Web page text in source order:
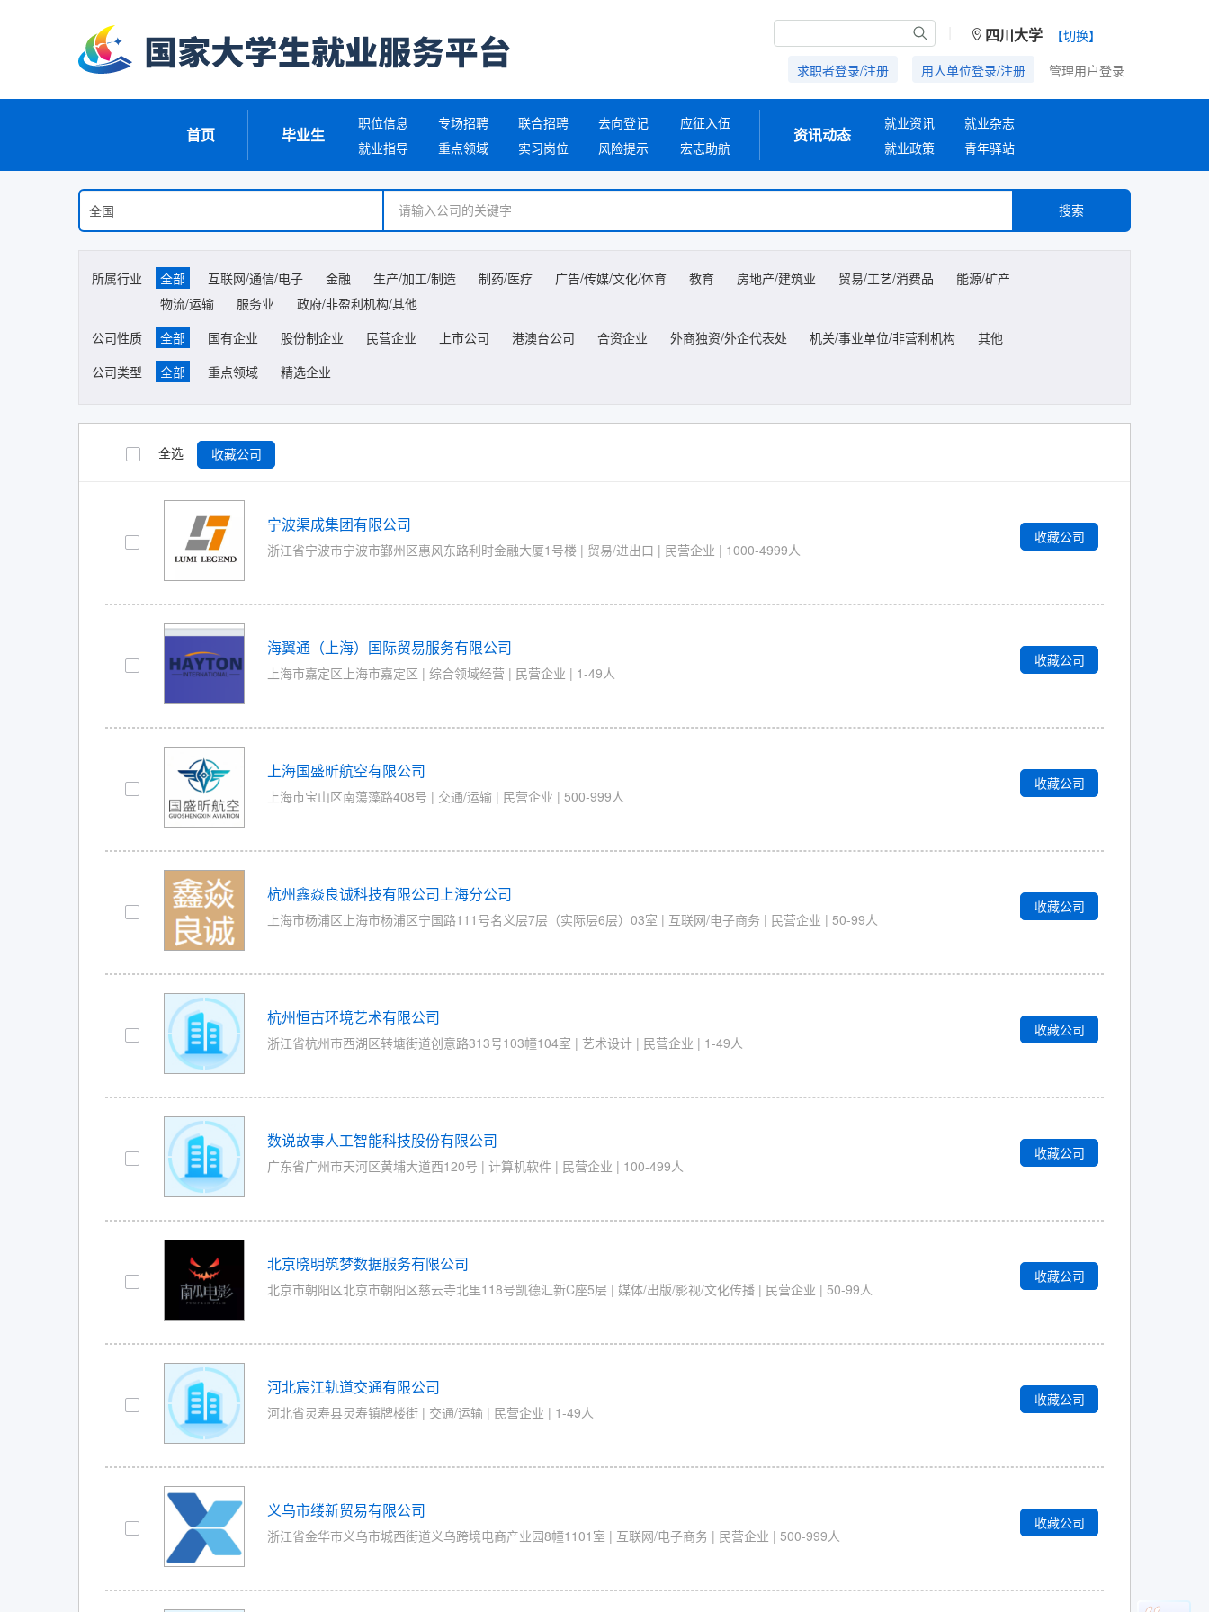
四川大学
【切换】
求职者登录/注册
用人单位登录/注册 管理用户登录
首页 毕业生
职位信息
就业指导
专场招聘
重点领域
联合招聘
实习岗位
去向登记
应征入伍
风险提示
宏志助航
资讯动态
就业资讯
就业政策
就业杂志
青年驿站
搜索
所属行业 全部 互联网/通信/电子 金融 生产/加工/制造 制药/医疗 广告/传媒/文化/体育 教育 房地产/建筑业 贸易/工艺/消费品
能源/矿产
物流/运输
服务业
政府/非盈利机构/其他
公司性质
全部 国有企业 股份制企业 民营企业 上市公司 港澳台公司 合资企业 外商独资/外企代表处 机关/事业单位/非营利机构
其他
公司类型
全部 重点领域 精选企业
全选 收藏公司
宁波渠成集团有限公司
浙江省宁波市宁波市鄞州区惠风东路利时金融大厦1号楼 | 贸易/进出口 | 民营企业 | 1000-4999人
收藏公司
海翼通（上海）国际贸易服务有限公司
上海市嘉定区上海市嘉定区 | 综合领域经营 | 民营企业 | 1-49人
收藏公司
上海国盛昕航空有限公司
上海市宝山区南蕩藻路408号 | 交通/运输 | 民营企业 | 500-999人
收藏公司
杭州鑫焱良诚科技有限公司上海分公司
上海市杨浦区上海市杨浦区宁国路111号名义层7层（实际层6层）03室 | 互联网/电子商务 | 民营企业 | 50-99人
收藏公司
杭州恒古环境艺术有限公司
浙江省杭州市西湖区转塘街道创意路313号103幢104室 | 艺术设计 | 民营企业 | 1-49人
收藏公司
数说故事人工智能科技股份有限公司
广东省广州市天河区黄埔大道西120号 | 计算机软件 | 民营企业 | 100-499人
收藏公司
北京晓明筑梦数据服务有限公司
北京市朝阳区北京市朝阳区慈云寺北里118号凯德汇新C座5层 | 媒体/出版/影视/文化传播 | 民营企业 | 50-99人
收藏公司
河北宸江轨道交通有限公司
河北省灵寿县灵寿镇牌楼街 | 交通/运输 | 民营企业 | 1-49人
收藏公司
义乌市缕新贸易有限公司
浙江省金华市义乌市城西街道义乌跨境电商产业园8幢1101室 | 互联网/电子商务 | 民营企业 | 500-999人
收藏公司